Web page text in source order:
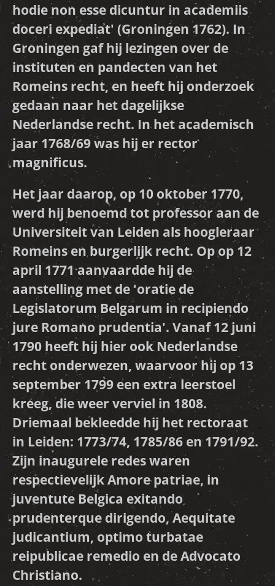
hodie non esse dicuntur in academiis
doceri expediat' (Groningen 1762). In
Groningen gaf hij lezingen over de
instituten en pandecten van het
Romeins recht, en heeft hij onderzoek
gedaan naar het dagelijkse
Nederlandse recht. In het academisch
jaar 1768/69 was hij er rector
magnificus.
Het jaar daarop, op 10 oktober 1770,
werd hij benoemd tot professor aan de
Universiteit van Leiden als hoogleraar
Romeins en burgerlijk recht. Op op 12
april 1771 aanvaardde hij de
aanstelling met de 'oratie de
Legislatorum Belgarum in recipiendo
jure Romano prudentia'. Vanaf 12 juni
1790 heeft hij hier ook Nederlandse
recht onderwezen, waarvoor hij op 13
september 1799 een extra leerstoel
kreeg, die weer verviel in 1808.
Driemaal bekleedde hij het rectoraat
in Leiden: 1773/74, 1785/86 en 1791/92.
Zijn inaugurele redes waren
respectievelijk Amore patriae, in
juventute Belgica exitando
prudenterque dirigendo, Aequitate
judicantium, optimo turbatae
reipublicae remedio en de Advocato
Christiano.